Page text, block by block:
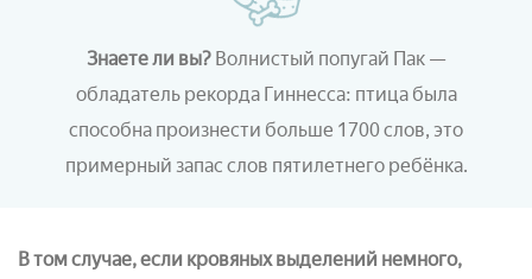
Знаете ли вы? Волнистый попугай Пак —
обладатель рекорда Гиннесса: птица была
способна произнести больше 1700 слов, это
примерный запас слов пятилетнего ребёнка.
В том случае, если кровяных выделений немного,